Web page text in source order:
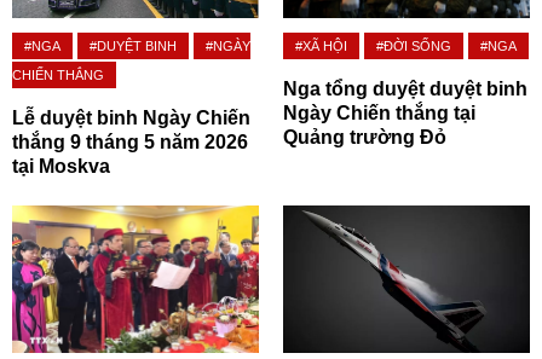
#NGA #DUYỆT BINH
#NGÀY
CHIẾN THẮNG
Lễ duyệt binh Ngày Chiến
thắng 9 tháng 5 năm 2026
tại Moskva
#XÃ HỘI #ĐỜI SỐNG #NGA
Nga tổng duyệt duyệt binh
Ngày Chiến thắng tại
Quảng trường Đỏ